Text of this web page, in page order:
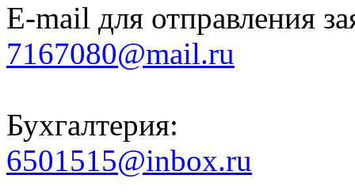
E-mail для отправления
7167080@mail.ru
Бухгалтерия:
6501515@inbox.ru